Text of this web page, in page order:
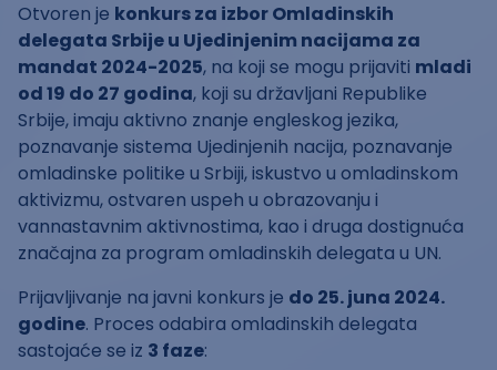
Otvoren je konkurs za izbor Omladinskih
delegata Srbije u Ujedinjenim nacijama za
mandat 2024-2025, na koji se mogu prijaviti mladi
od 19 do 27 godina, koji su državljani Republike
Srbije, imaju aktivno znanje engleskog jezika,
poznavanje sistema Ujedinjenih nacija, poznavanje
omladinske politike u Srbiji, iskustvo u omladinskom
aktivizmu, ostvaren uspeh u obrazovanju i
vannastavnim aktivnostima, kao i druga dostignuća
značajna za program omladinskih delegata u UN.
Prijavljivanje na javni konkurs je do 25. juna 2024.
godine. Proces odabira omladinskih delegata
sastojaće se iz 3 faze: